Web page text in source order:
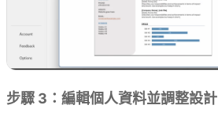
步驟 3：編輯個人資料並調整設計